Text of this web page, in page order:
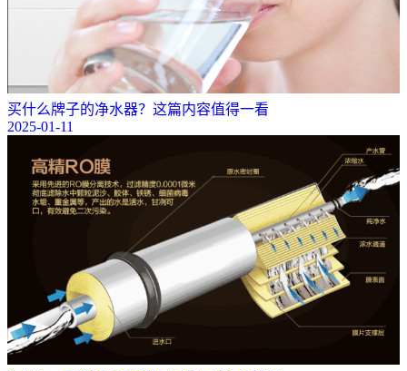
买什么牌子的净水器？这篇内容值得一看
2025-01-11